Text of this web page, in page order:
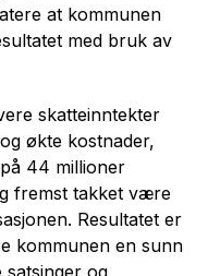
at kommunen
med bruk av
skatteinntekter
økte kostnader,
44 millioner
fremst takket være
Resultatet er
kommunen en sunn
og